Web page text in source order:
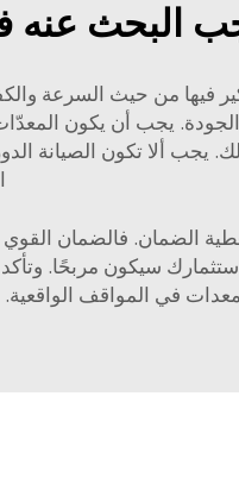
البحث عنه
فيها من حيث السرعة
يجب أن يكون
يجب ألا تكون الصيانة
سيكون مربحًا.
في المواقف